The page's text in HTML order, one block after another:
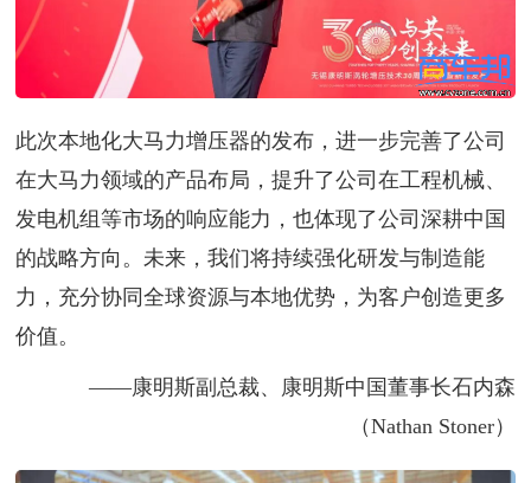
此次本地化大马力增压器的发布，进一步完善了公司
在大马力领域的产品布局，提升了公司在工程机械、
发电机组等市场的响应能力，也体现了公司深耕中国
的战略方向。未来，我们将持续强化研发与制造能
力，充分协同全球资源与本地优势，为客户创造更多
价值。
——康明斯副总裁、康明斯中国董事长石内森
（Nathan Stoner）